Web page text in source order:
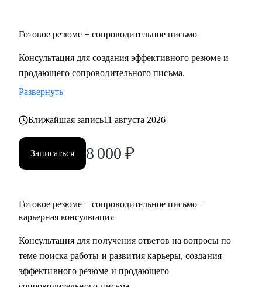
торговля (e-com, FMCG, retail).
Я создаю высококачественный продукт, основываясь на
искреннем отношении к людям.
Готовое резюме + сопроводительное письмо
Консультация для создания эффективного резюме и
продающего сопроводительного письма.
Развернуть
Ближайшая запись11 августа 2026
Записаться 8 000 ₽
Готовое резюме + сопроводительное письмо +
карьерная консультация
Консультация для получения ответов на вопросы по
теме поиска работы и развития карьеры, создания
эффективного резюме и продающего